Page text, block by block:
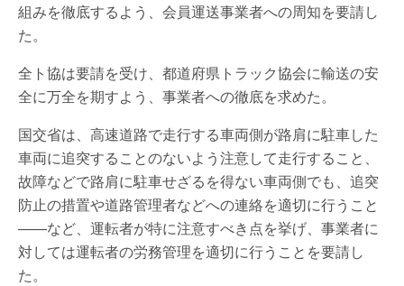
組みを徹底するよう、会員運送事業者への周知を要請し
た。
全ト協は要請を受け、都道府県トラック協会に輸送の安
全に万全を期すよう、事業者への徹底を求めた。
国交省は、高速道路で走行する車両側が路肩に駐車した
車両に追突することのないよう注意して走行すること、
故障などで路肩に駐車せざるを得ない車両側でも、追突
防止の措置や道路管理者などへの連絡を適切に行うこと
――など、運転者が特に注意すべき点を挙げ、事業者に
対しては運転者の労務管理を適切に行うことを要請し
た。